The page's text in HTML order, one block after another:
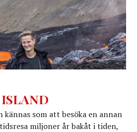
kännas som att besöka en annan
miljoner år bakåt i tiden,